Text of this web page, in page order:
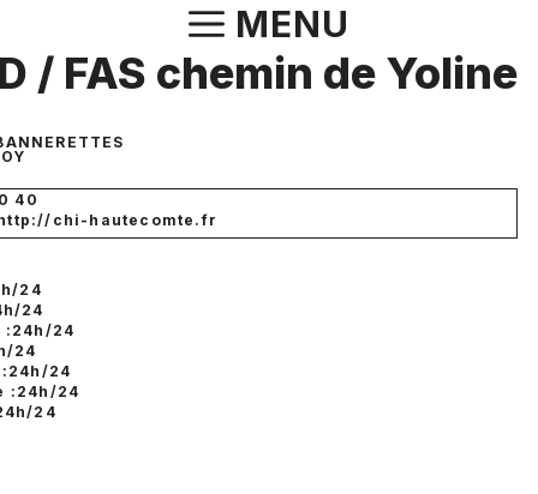
au
contenu
MENU
/ FAS chemin de Yoline
40
chi-hautecomte.fr
24
24
24
24
24
:24h/24
24